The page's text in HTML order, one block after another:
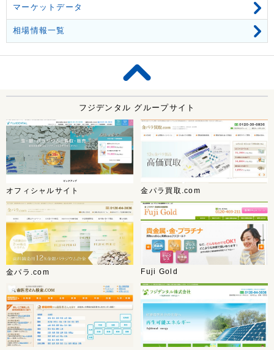
マーケットデータ
相場情報一覧
フジデンタル グループサイト
オフィシャルサイト 金パラ買取.com
金パラ.com Fuji Gold